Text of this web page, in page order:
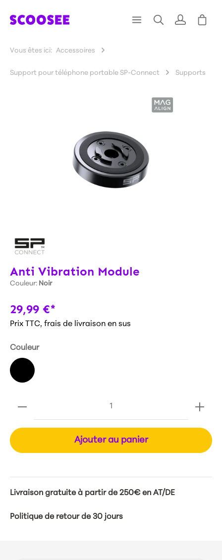
Vous êtes ici: Accessoires
Support pour téléphone portable SP-Connect Supports
Anti Vibration Module
Couleur: Noir
29,99 €*
Prix TTC, frais de livraison en sus
Couleur
Ajouter au panier
Livraison gratuite à partir de 250€ en AT/DE
Politique de retour de 30 jours